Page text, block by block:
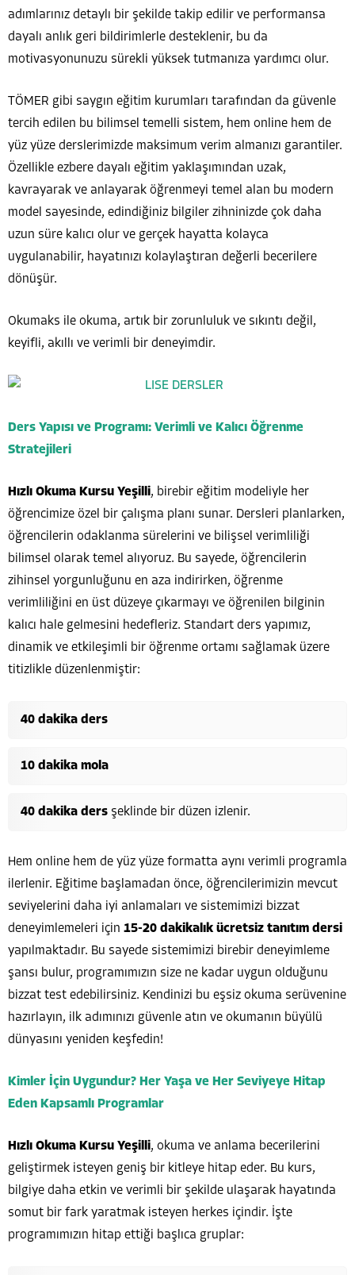
adımlarınız detaylı bir şekilde takip edilir ve performansa
dayalı anlık geri bildirimlerle desteklenir, bu da
motivasyonunuzu sürekli yüksek tutmanıza yardımcı olur.
TÖMER gibi saygın eğitim kurumları tarafından da güvenle
tercih edilen bu bilimsel temelli sistem, hem online hem de
yüz yüze derslerimizde maksimum verim almanızı garantiler.
Özellikle ezbere dayalı eğitim yaklaşımından uzak,
kavrayarak ve anlayarak öğrenmeyi temel alan bu modern
model sayesinde, edindiğiniz bilgiler zihninizde çok daha
uzun süre kalıcı olur ve gerçek hayatta kolayca
uygulanabilir, hayatınızı kolaylaştıran değerli becerilere
dönüşür.
Okumaks ile okuma, artık bir zorunluluk ve sıkıntı değil,
keyifli, akıllı ve verimli bir deneyimdir.
Ders Yapısı ve Programı: Verimli ve Kalıcı Öğrenme
Stratejileri
Hızlı Okuma Kursu Yeşilli, birebir eğitim modeliyle her
öğrencimize özel bir çalışma planı sunar. Dersleri planlarken,
öğrencilerin odaklanma sürelerini ve bilişsel verimliliği
bilimsel olarak temel alıyoruz. Bu sayede, öğrencilerin
zihinsel yorgunluğunu en aza indirirken, öğrenme
verimliliğini en üst düzeye çıkarmayı ve öğrenilen bilginin
kalıcı hale gelmesini hedefleriz. Standart ders yapımız,
dinamik ve etkileşimli bir öğrenme ortamı sağlamak üzere
titizlikle düzenlenmiştir:
40 dakika ders
10 dakika mola
40 dakika ders şeklinde bir düzen izlenir.
Hem online hem de yüz yüze formatta aynı verimli programla
ilerlenir. Eğitime başlamadan önce, öğrencilerimizin mevcut
seviyelerini daha iyi anlamaları ve sistemimizi bizzat
deneyimlemeleri için 15-20 dakikalık ücretsiz tanıtım dersi
yapılmaktadır. Bu sayede sistemimizi birebir deneyimleme
şansı bulur, programımızın size ne kadar uygun olduğunu
bizzat test edebilirsiniz. Kendinizi bu eşsiz okuma serüvenine
hazırlayın, ilk adımınızı güvenle atın ve okumanın büyülü
dünyasını yeniden keşfedin!
Kimler İçin Uygundur? Her Yaşa ve Her Seviyeye Hitap
Eden Kapsamlı Programlar
Hızlı Okuma Kursu Yeşilli, okuma ve anlama becerilerini
geliştirmek isteyen geniş bir kitleye hitap eder. Bu kurs,
bilgiye daha etkin ve verimli bir şekilde ulaşarak hayatında
somut bir fark yaratmak isteyen herkes içindir. İşte
programımızın hitap ettiği başlıca gruplar: